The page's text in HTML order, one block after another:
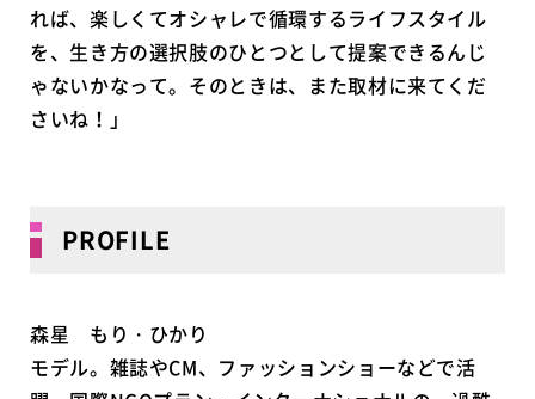
れば、楽しくてオシャレで循環するライフスタイル
を、生き方の選択肢のひとつとして提案できるんじ
ゃないかなって。そのときは、また取材に来てくだ
さいね！」
PROFILE
森星 もり・ひかり
モデル。雑誌やCM、ファッションショーなどで活